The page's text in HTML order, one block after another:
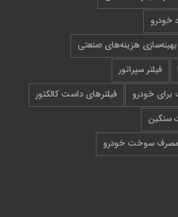
خودرو
بهینه‌سازی هزینه‌های صنعتی
فیلتر سپراتور
برای خودرو
فیلترهای داست کالکتور
سنگین
سوخت خودرو